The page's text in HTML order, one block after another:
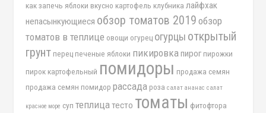
как запечь яблоки вкусно картофель клубника лайфхак
непасынкующиеся обзор томатов 2019 обзор
томатов в теплице овощи огурец огурцы открытый
грунт перец печеные яблоки пикировка пирог пирожки
пирок картофельный помидоры продажа семян
продажа семян помидор рассада роза салат ананас салат
красное море суп теплица тесто томаты фитофтора